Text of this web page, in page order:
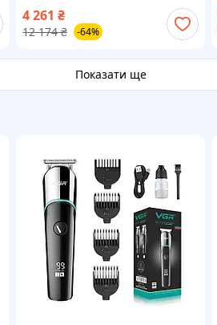
4 261 ₴
12 174 ₴ -64%
Показати ще